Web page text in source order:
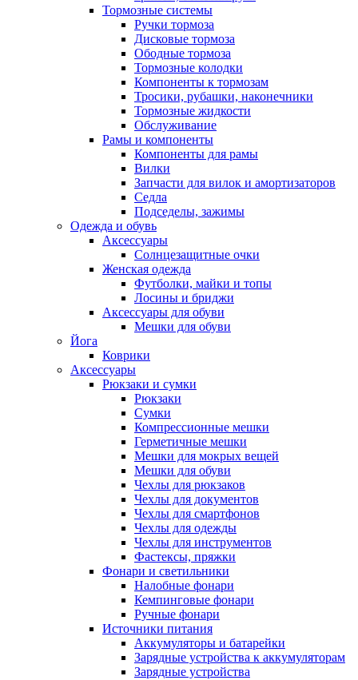
Тормозные системы
Ручки тормоза
Дисковые тормоза
Ободные тормоза
Тормозные колодки
Компоненты к тормозам
Тросики, рубашки, наконечники
Тормозные жидкости
Обслуживание
Рамы и компоненты
Компоненты для рамы
Вилки
Запчасти для вилок и амортизаторов
Седла
Подседелы, зажимы
Одежда и обувь
Аксессуары
Солнцезащитные очки
Женская одежда
Футболки, майки и топы
Лосины и бриджи
Аксессуары для обуви
Мешки для обуви
Йога
Коврики
Аксессуары
Рюкзаки и сумки
Рюкзаки
Сумки
Компрессионные мешки
Герметичные мешки
Мешки для мокрых вещей
Мешки для обуви
Чехлы для рюкзаков
Чехлы для документов
Чехлы для смартфонов
Чехлы для одежды
Чехлы для инструментов
Фастексы, пряжки
Фонари и светильники
Налобные фонари
Кемпинговые фонари
Ручные фонари
Источники питания
Аккумуляторы и батарейки
Зарядные устройства к аккумуляторам
Зарядные устройства